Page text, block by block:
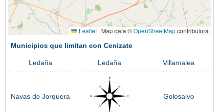
Leaflet | Map data ©OpenStreetMapcontributors
Municipios que limitan con Cenizate
Ledaña Ledaña Villamalea
Navas de Jorquera Golosalvo